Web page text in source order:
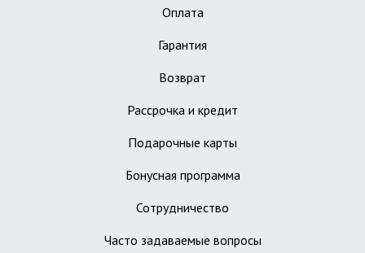
Оплата
Гарантия
Возврат
Рассрочка и кредит
Подарочные карты
Бонусная программа
Сотрудничество
Часто задаваемые вопросы